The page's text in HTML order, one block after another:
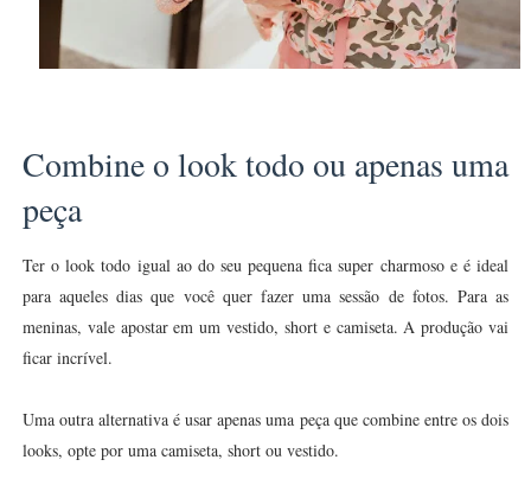
Combine o look todo ou apenas uma
peça
Ter o look todo igual ao do seu pequena fica super charmoso e é ideal
para aqueles dias que você quer fazer uma sessão de fotos. Para as
meninas, vale apostar em um vestido, short e camiseta. A produção vai
ficar incrível.
Uma outra alternativa é usar apenas uma peça que combine entre os dois
looks, opte por uma camiseta, short ou vestido.